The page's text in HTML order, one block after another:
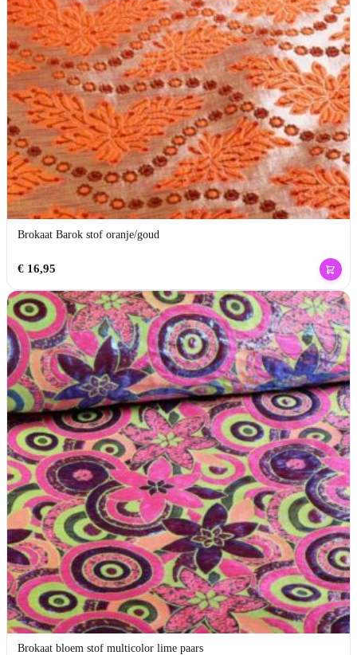
Brokaat Barok stof oranje/goud
€16,95
Brokaat bloem stof multicolor lime paars